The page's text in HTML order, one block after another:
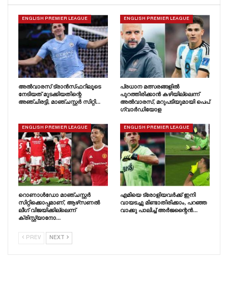
ENGLISH PREMIER LEAGUE
അൽവാരസ് ട്രാൻസ്‌ഫറിലൂടെ
നേടിയത് മുടക്കിയതിന്റെ
അഞ്ചിരട്ടി, മാഞ്ചസ്റ്റർ സിറ്റി…
ENGLISH PREMIER LEAGUE
പ്രധാന മത്സരങ്ങളിൽ
പുറത്തിരിക്കാൻ കഴിയില്ലെന്ന്
അൽവാരസ്, മറുപടിയുമായി പെപ്
ഗ്വാർഡിയോള
ENGLISH PREMIER LEAGUE
റൊണാൾഡോ മാഞ്ചസ്റ്റർ
സിറ്റിക്കൊപ്പമാണ്, ആഴ്‌സണൽ
ലീഗ് വിജയിക്കില്ലെന്ന്
ക്രിസ്റ്റ്യാനോ…
ENGLISH PREMIER LEAGUE
എമിയെ ട്രോളിയവർക്ക് ഇനി
വായടച്ചു മിണ്ടാതിരിക്കാം, പറഞ്ഞ
വാക്കു പാലിച്ച് അർജന്റൈൻ…
PREV NEXT